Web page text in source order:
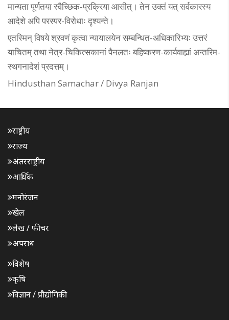
मान्यता पूर्णतया स्वैच्छिक-प्रक्रिया आसीत्। तेन उक्तं यत् सर्वकारस्य
आदेशे अपि परस्पर-विरोधाः दृश्यन्ते।
एतस्मिन् विषये श्रवणं कृत्वा न्यायालयेन सम्बन्धित-अधिकारिभ्यः उत्तरं
याचितम् तथा नेत्र-चिकित्सकानां पैनलतः बहिष्करण-कार्यवाह्यां अन्तरिम-
स्थगनादेशं प्रदत्तम्।
Hindusthan Samachar / Divya Ranjan
राष्ट्रीय
राज्य
अंतरराष्ट्रीय
आर्थिक
मनोरंजन
खेल
लेख / फीचर
अपराध
विशेष
कृषि
विज्ञान / प्रौद्योगिकी